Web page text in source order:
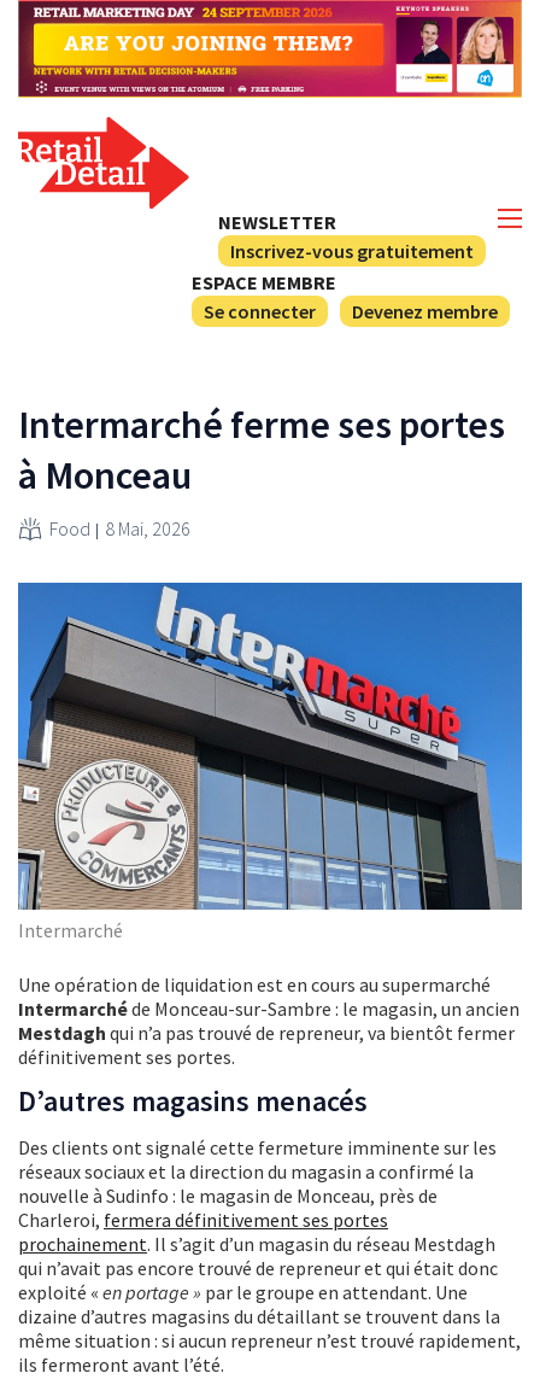
NEWSLETTER
Inscrivez-vous gratuitement
ESPACE MEMBRE
Se connecter
Devenez membre
Intermarché ferme ses portes
à Monceau
Food 8 Mai, 2026
Intermarché
Une opération de liquidation est en cours au supermarché
Intermarchéde Monceau-sur-Sambre : le magasin, un ancien
Mestdagh qui n’a pas trouvé de repreneur, va bientôt fermer
définitivement ses portes.
D’autres magasins menacés
Des clients ont signalé cette fermeture imminente sur les
réseaux sociaux et la direction du magasin a confirmé la
nouvelle à Sudinfo : le magasin de Monceau, près de
Charleroi, fermera définitivement ses portes
prochainement. Il s’agit d’un magasin du réseau Mestdagh
qui n’avait pas encore trouvé de repreneur et qui était donc
exploité « en portage » par le groupe en attendant. Une
dizaine d’autres magasins du détaillant se trouvent dans la
même situation : si aucun repreneur n’est trouvé rapidement,
ils fermeront avant l’été.